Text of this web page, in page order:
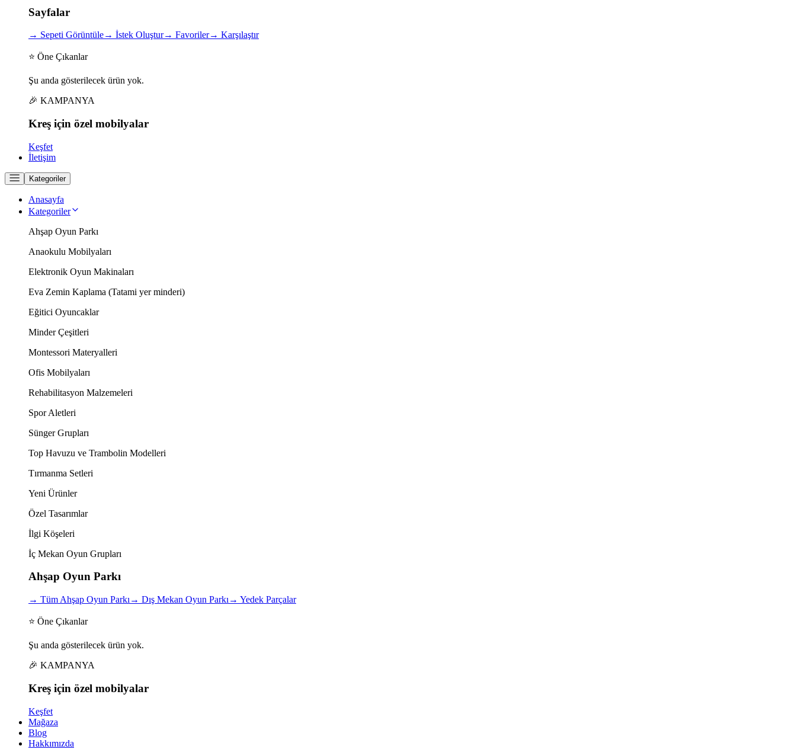
Sayfalar
→ Sepeti Görüntüle→ İstek Oluştur→ Favoriler→ Karşılaştır
⭐ Öne Çıkanlar
Şu anda gösterilecek ürün yok.
🎉 KAMPANYA
Kreş için özel mobilyalar
Keşfet
İletişim
Kategoriler
Anasayfa
Kategoriler
Ahşap Oyun Parkı
Anaokulu Mobilyaları
Elektronik Oyun Makinaları
Eva Zemin Kaplama (Tatami yer minderi)
Eğitici Oyuncaklar
Minder Çeşitleri
Montessori Materyalleri
Ofis Mobilyaları
Rehabilitasyon Malzemeleri
Spor Aletleri
Sünger Grupları
Top Havuzu ve Trambolin Modelleri
Tırmanma Setleri
Yeni Ürünler
Özel Tasarımlar
İlgi Köşeleri
İç Mekan Oyun Grupları
Ahşap Oyun Parkı
→ Tüm Ahşap Oyun Parkı → Dış Mekan Oyun Parkı → Yedek Parçalar
⭐ Öne Çıkanlar
Şu anda gösterilecek ürün yok.
🎉 KAMPANYA
Kreş için özel mobilyalar
Keşfet
Mağaza
Blog
Hakkımızda